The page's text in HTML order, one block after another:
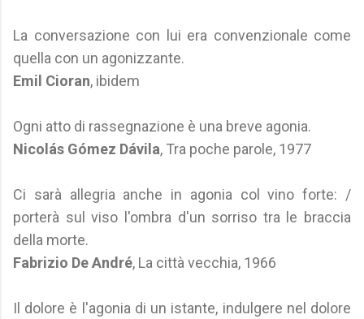
La conversazione con lui era convenzionale come
quella con un agonizzante.
Emil Cioran, ibidem
Ogni atto di rassegnazione è una breve agonia.
Nicolás Gómez Dávila, Tra poche parole, 1977
Ci sarà allegria anche in agonia col vino forte: /
porterà sul viso l'ombra d'un sorriso tra le braccia
della morte.
Fabrizio De André, La città vecchia, 1966
Il dolore è l'agonia di un istante, indulgere nel dolore